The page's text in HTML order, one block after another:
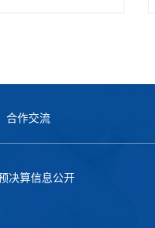
合作交流
决算信息公开